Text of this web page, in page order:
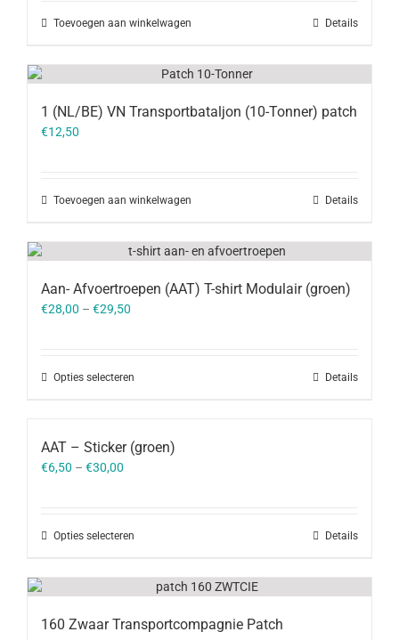
Toevoegen aan winkelwagen Details
1 (NL/BE) VN Transportbataljon (10-Tonner) patch
€12,50
Toevoegen aan winkelwagen Details
Aan- Afvoertroepen (AAT) T-shirt Modulair (groen)
€28,00 – €29,50
Opties selecteren Details
AAT – Sticker (groen)
€6,50 – €30,00
Opties selecteren Details
160 Zwaar Transportcompagnie Patch